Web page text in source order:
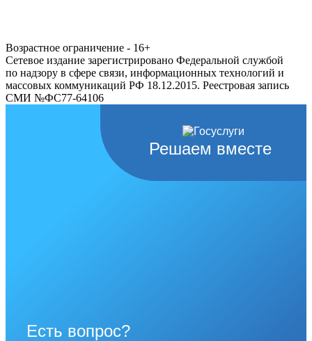
Возрастное ограничение - 16+
Сетевое издание зарегистрировано Федеральной службой
по надзору в сфере связи, информационных технологий и
массовых коммуникаций РФ 18.12.2015. Реестровая запись
СМИ №ФС77-64106
Решаем вместе
Есть вопрос?